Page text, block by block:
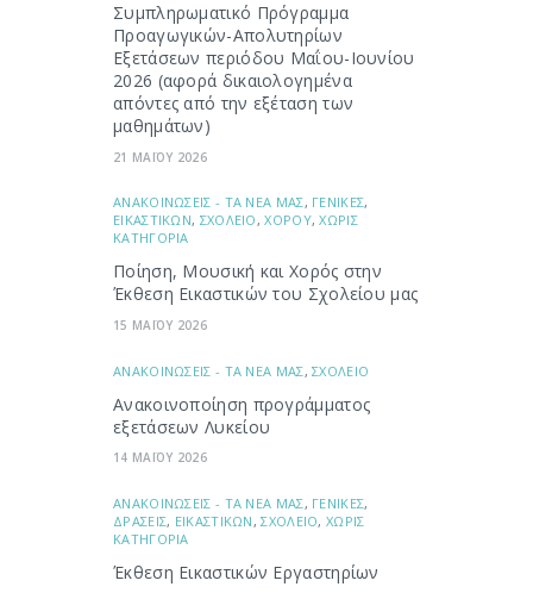
Συμπληρωματικό Πρόγραμμα
Προαγωγικών-Απολυτηρίων
Εξετάσεων περιόδου Μαΐου-Ιουνίου
2026 (αφορά δικαιολογημένα
απόντες από την εξέταση των
μαθημάτων)
21 ΜΑΪΟΥ 2026
ΑΝΑΚΟΙΝΩΣΕΙΣ - ΤΑ ΝΕΑ ΜΑΣ, ΓΕΝΙΚΕΣ,
ΕΙΚΑΣΤΙΚΩΝ, ΣΧΟΛΕΙΟ,ΧΟΡΟΥ,ΧΩΡΙΣ
ΚΑΤΗΓΟΡΙΑ
Ποίηση, Μουσική και Χορός στην
Έκθεση Εικαστικών του Σχολείου μας
15 ΜΑΪΟΥ 2026
ΑΝΑΚΟΙΝΩΣΕΙΣ - ΤΑ ΝΕΑ ΜΑΣ,ΣΧΟΛΕΙΟ
Ανακοινοποίηση προγράμματος
εξετάσεων Λυκείου
14 ΜΑΪΟΥ 2026
ΑΝΑΚΟΙΝΩΣΕΙΣ - ΤΑ ΝΕΑ ΜΑΣ, ΓΕΝΙΚΕΣ,
ΔΡΑΣΕΙΣ, ΕΙΚΑΣΤΙΚΩΝ ,ΣΧΟΛΕΙΟ,ΧΩΡΙΣ
ΚΑΤΗΓΟΡΙΑ
Έκθεση Εικαστικών Εργαστηρίων